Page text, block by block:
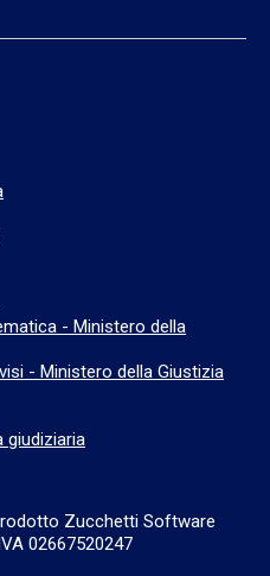
- Ministero della
- Ministero della Giustizia
giudiziaria
Zucchetti Software
02667520247